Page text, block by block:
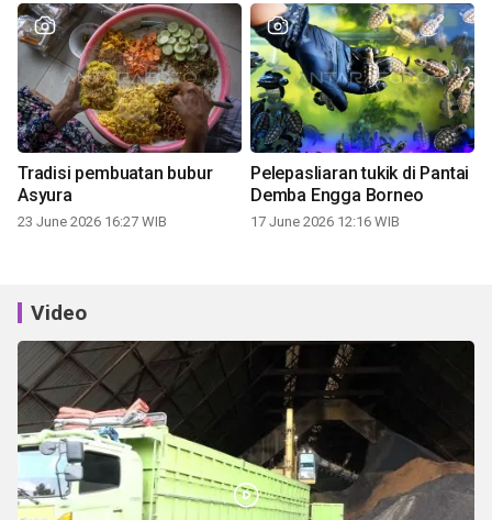
Tradisi pembuatan bubur
Asyura
23 June 2026 16:27 WIB
Pelepasliaran tukik di Pantai
Demba Engga Borneo
17 June 2026 12:16 WIB
Video